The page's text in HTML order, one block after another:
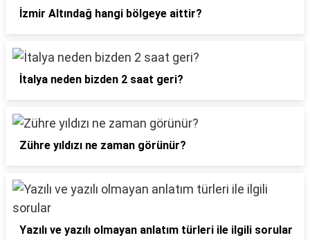
İzmir Altındağ hangi bölgeye aittir?
İtalya neden bizden 2 saat geri?
Zühre yıldızı ne zaman görünür?
Yazılı ve yazılı olmayan anlatım türleri ile ilgili sorular